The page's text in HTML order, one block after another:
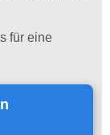
für eine